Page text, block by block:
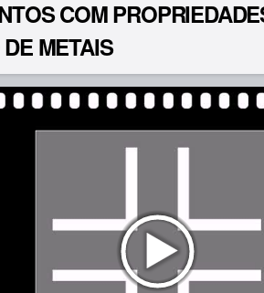
COM
METAIS